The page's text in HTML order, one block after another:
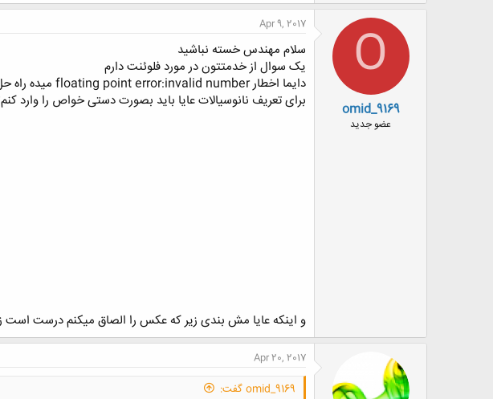
O
omid_9169
عضو جدید
Apr 9, 2017
سلام مهندس خسته نباشید
یک سوال از خدمتتون در مورد فلوئنت دارم
دایما اخطار floating point error:invalid number میده راه حل چیست؟
برای تعریف نانوسیالات عایا باید بصورت دستی خواص را وارد
و اینکه عایا مش بندی زیر که عکس را الصاق میکنم درست است
Apr 20, 2017
omid_9169 گفت: